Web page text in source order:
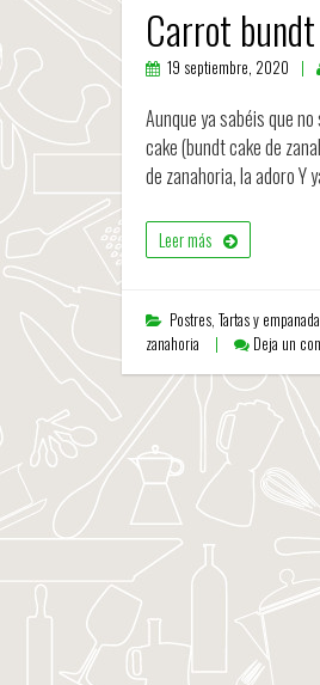
Carrot
19 septiembre, 2020
Aunque ya sabéis que
cake (bundt cake de
de zanahoria, la adoro
Leer más
Postres, Tartas y
zanahoria
Deja un